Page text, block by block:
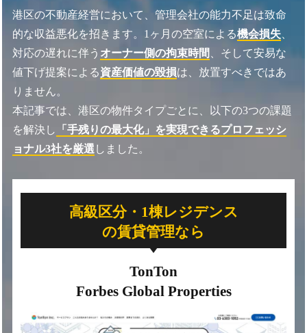
港区の不動産経営において、管理会社の能力不足は致命
的な収益悪化を招きます。1ヶ月の空室による機会損失、
対応の遅れに伴う オーナー側の拘束時間
、そして安易な
値下げ提案による資産価値の毀損は、放置すべきではあ
りません。
本記事では、港区の物件タイプごとに、以下の3つの課題
を解決し
「手残りの最大化」を実現できるプロフェッシ
ョナル3社を厳選 しました。
高級区分・1棟レジデンス
の賃貸管理なら
TonTon
Forbes Global Properties